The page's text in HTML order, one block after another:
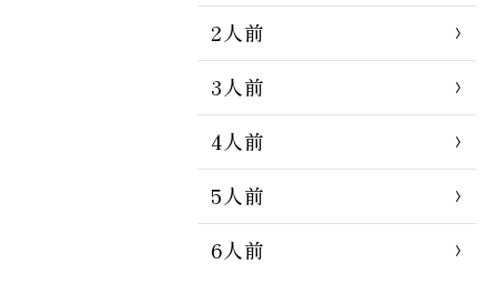
2人前
3人前
4人前
5人前
6人前